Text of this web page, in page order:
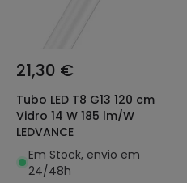
21,30 €
Tubo LED T8 G13 120 cm
Vidro 14 W 185 lm/W
LEDVANCE
Em Stock, envio em
24/48h